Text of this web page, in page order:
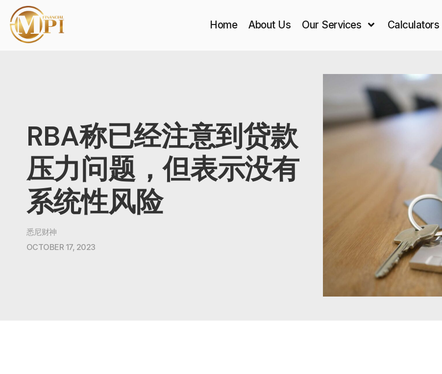
Home About Us Our Services Calculators
RBA称已经注意到贷款
压力问题，但表示没有
系统性风险
悉尼财神
OCTOBER 17, 2023